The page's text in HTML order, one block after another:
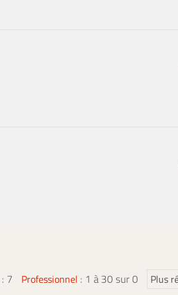
: 7 Professionnel : 1 à 30 sur 0